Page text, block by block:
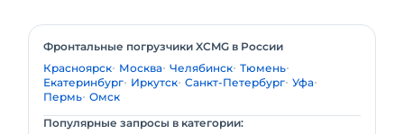
Фронтальные погрузчики XCMG в России
Красноярск Москва Челябинск Тюмень
Екатеринбург Иркутск Санкт-Петербург Уфа
Пермь Омск
Популярные запросы в категории: